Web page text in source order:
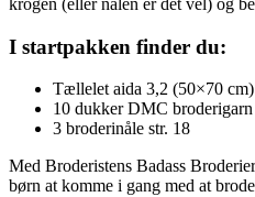
I startpakken finder du:
Tællelet aida 3,2 (50×70 cm)
10 dukker DMC broderigarn
3 broderinåle str. 18
Med Broderistens Badass
børn at komme i gang med at